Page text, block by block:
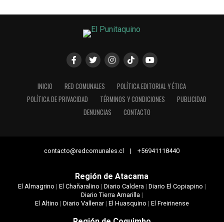
INICIO RED COMUNALES
POLÍTICA EDITORIAL Y ÉTICA
POLÍTICA DE PRIVACIDAD
TÉRMINOS Y CONDICIONES
PUBLICIDAD
DENUNCIAS
CONTACTO
contacto@redcomunales.cl | +56941118440
Región de Atacama
El Almagrino | El Chañaralino | Diario Caldera | Diario El Copiapino |
Diario Tierra Amarilla |
El Altino | Diario Vallenar| El Huasquino | El Freirinense